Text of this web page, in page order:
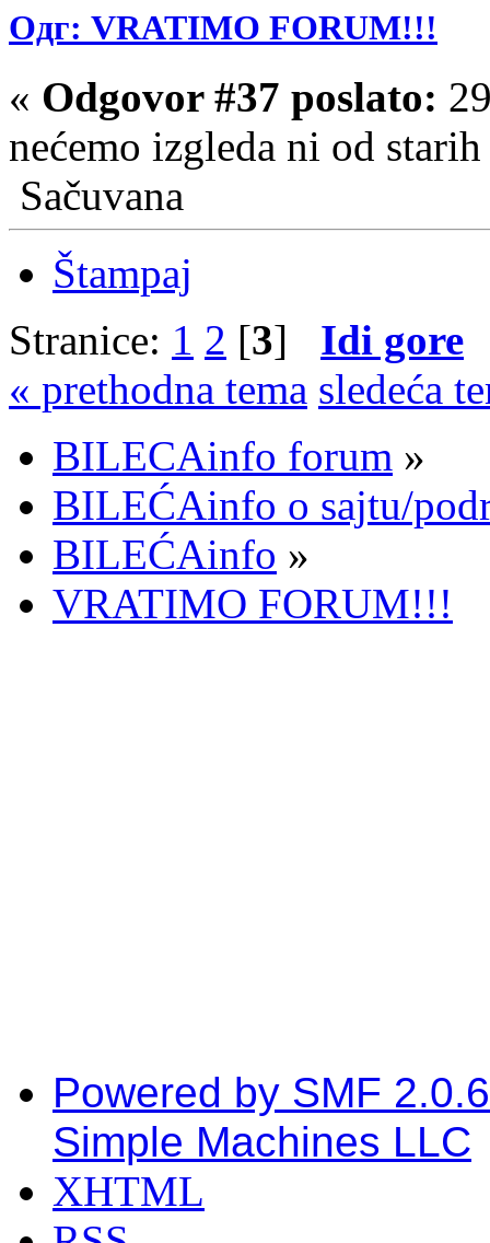
Одг: VRATIMO FORUM!!!
« Odgovor #37 poslato:
nećemo izgleda ni od
Sačuvana
Štampaj
Stranice: 1 2 [3] Idi gore
« prethodna tema sledeća
BILECAinfo forum »
BILEĆAinfo o sajtu/
BILEĆAinfo »
VRATIMO FORUM!!!
Powered by SMF 2.0.6
Simple Machines LLC
XHTML